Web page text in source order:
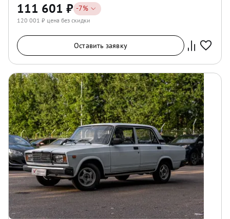
111 601 ₽ -7%
120 001 ₽ цена без скидки
Оставить заявку